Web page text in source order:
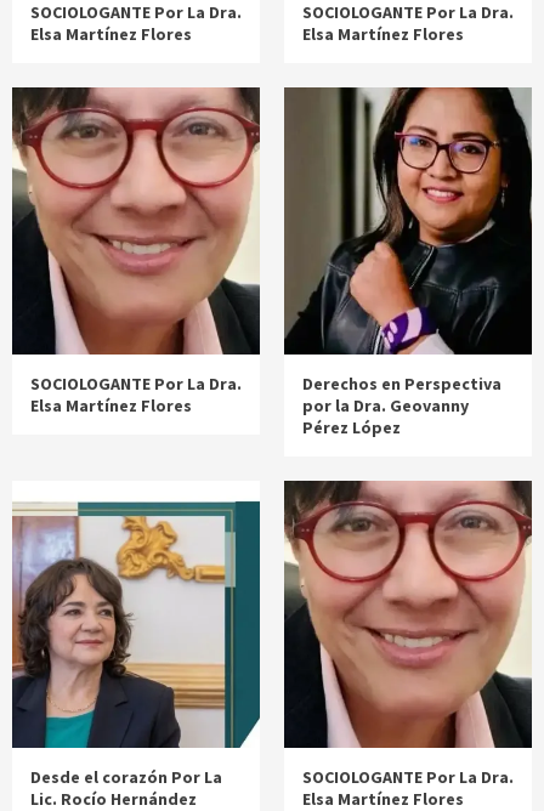
SOCIOLOGANTE Por La Dra.
Elsa Martínez Flores
SOCIOLOGANTE Por La Dra.
Elsa Martínez Flores
SOCIOLOGANTE Por La Dra.
Elsa Martínez Flores
Derechos en Perspectiva
por la Dra. Geovanny
Pérez López
Desde el corazón Por La
Lic. Rocío Hernández
SOCIOLOGANTE Por La Dra.
Elsa Martínez Flores